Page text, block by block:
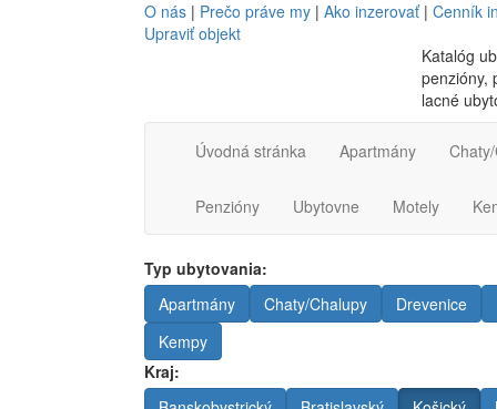
O nás | Prečo práve my | Ako inzerovať| Cenník
Upraviť objekt
Katalóg
penzióny,
lacné
Úvodná stránka Apartmány
Penzióny Ubytovne Motely
Typ ubytovania:
Apartmány
Chaty/Chalupy Drevenice
Kempy
Kraj: